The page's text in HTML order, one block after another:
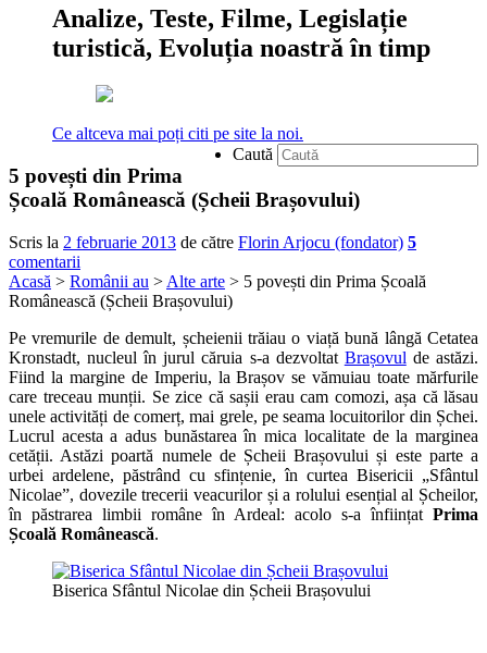
Analize, Teste, Filme, Legislație
turistică, Evoluția noastră în timp
Ce altceva mai poți citi pe site la noi.
Caută
5 povești din Prima
Școală Românească (Șcheii Brașovului)
Scris la 2 februarie 2013 de către Florin Arjocu (fondator) 5
comentarii
Acasă > Românii au > Alte arte > 5 povești din Prima Școală
Românească (Șcheii Brașovului)
Pe vremurile de demult, șcheienii trăiau o viață bună lângă Cetatea
Kronstadt, nucleul în jurul căruia s-a dezvoltat Brașovul de astăzi.
Fiind la margine de Imperiu, la Brașov se vămuiau toate mărfurile
care treceau munții. Se zice că sașii erau cam comozi, așa că lăsau
unele activități de comerț, mai grele, pe seama locuitorilor din Șchei.
Lucrul acesta a adus bunăstarea în mica localitate de la marginea
cetății. Astăzi poartă numele de Șcheii Brașovului și este parte a
urbei ardelene, păstrând cu sfințenie, în curtea Bisericii „Sfântul
Nicolae”, dovezile trecerii veacurilor și a rolului esențial al Șcheilor,
în păstrarea limbii române în Ardeal: acolo s-a înființat Prima
Școală Românească.
Biserica Sfântul Nicolae din Șcheii Brașovului